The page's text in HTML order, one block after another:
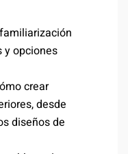
y opciones
crear
desde
diseños de